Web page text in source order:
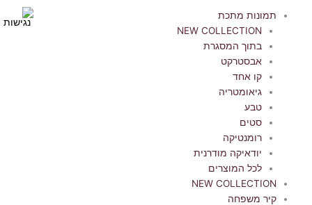
תמונות מתכת
NEW COLLECTION
בתוך המסגרת
אבסטרקט
קו אחד
גיאומטריה
טבע
סטים
רומנטיקה
יודאיקה מודרנית
לכל המוצרים
NEW COLLECTION
קיר משפחה